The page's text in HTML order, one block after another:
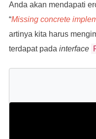
Anda akan mendapati
“Missing concrete
artinya kita harus
terdapat pada interface